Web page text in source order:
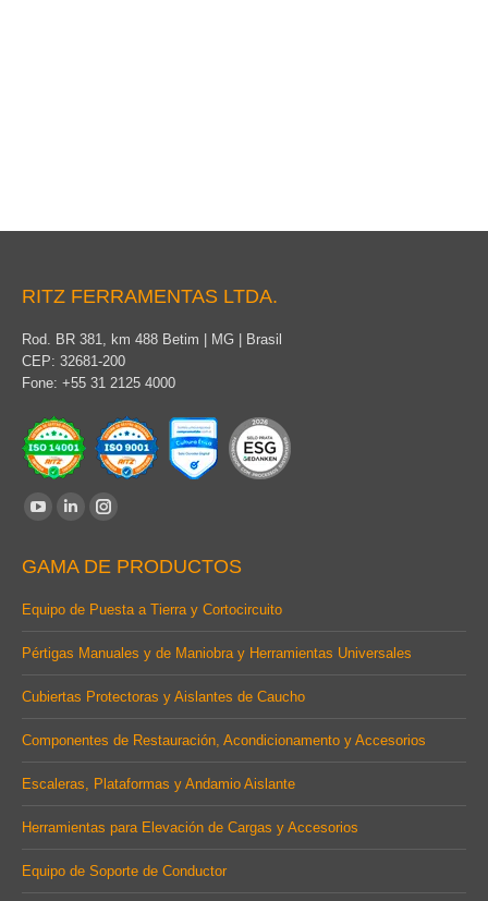
RITZ FERRAMENTAS LTDA.
Rod. BR 381, km 488 Betim | MG | Brasil
CEP: 32681-200
Fone: +55 31 2125 4000
Find us on:
opens
in
window
Linkedin
opens
in
window
Instagram
opens
in
window
GAMA DE PRODUCTOS
Equipo de Puesta a Tierra y Cortocircuito
Pértigas Manuales y de Maniobra y Herramientas Universales
Cubiertas Protectoras y Aislantes de Caucho
Componentes de Restauración, Acondicionamento y Accesorios
Escaleras, Plataformas y Andamio Aislante
Herramientas para Elevación de Cargas y Accesorios
Equipo de Soporte de Conductor